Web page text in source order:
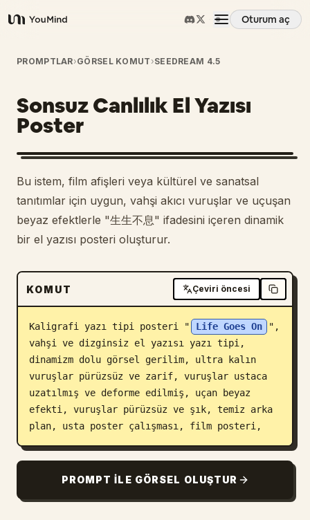
YouMind
Oturum aç
Genel Bakış
Kullanım Senaryoları
Beceriler
İstemler
Fiyatlandırma
İndir
Blog
Güncellemeler
PROMPTLAR›GÖRSEL KOMUT ›SEEDREAM 4.5
Sonsuz Canlılık El Yazısı
Poster
Bu istem, film afişleri veya kültürel ve sanatsal
tanıtımlar için uygun, vahşi akıcı vuruşlar ve uçuşan
beyaz efektlerle "生生不息" ifadesini içeren dinamik
bir el yazısı posteri oluşturur.
KOMUT Çeviri öncesi
Kaligrafi yazı tipi posteri " Life Goes On
",
vahşi ve dizginsiz el yazısı yazı tipi,
dinamizm dolu görsel gerilim, ultra kalın
vuruşlar pürüzsüz ve zarif, vuruşlar ustaca
uzatılmış ve deforme edilmiş, uçan beyaz
efekti, vuruşlar pürüzsüz ve şık, temiz arka
plan, usta poster çalışması, film posteri,
PROMPT ILE GÖRSEL OLUŞTUR